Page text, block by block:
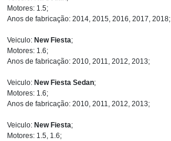
Motores: 1.5;
Anos de fabricação: 2014, 2015, 2016, 2017, 2018;
Veiculo: New Fiesta;
Motores: 1.6;
Anos de fabricação: 2010, 2011, 2012, 2013;
Veiculo: New Fiesta Sedan;
Motores: 1.6;
Anos de fabricação: 2010, 2011, 2012, 2013;
Veiculo: New Fiesta;
Motores: 1.5, 1.6;